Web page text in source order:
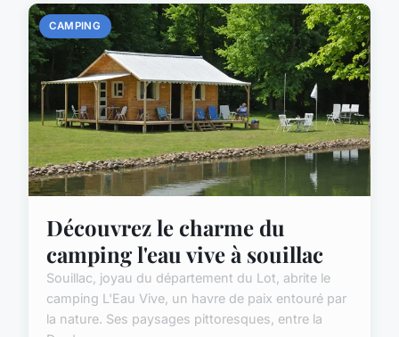
CAMPING
Découvrez le charme du
camping l'eau vive à souillac
Souillac, joyau du département du Lot, abrite le
camping L'Eau Vive, un havre de paix entouré par
la nature. Ses paysages pittoresques, entre la